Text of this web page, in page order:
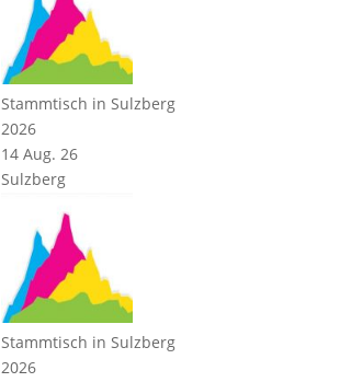
Stammtisch in Sulzberg
2026
14 Aug. 26
Sulzberg
Stammtisch in Sulzberg
2026